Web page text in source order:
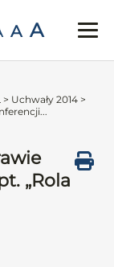
A A
> Uchwały 2014 >
„Rola